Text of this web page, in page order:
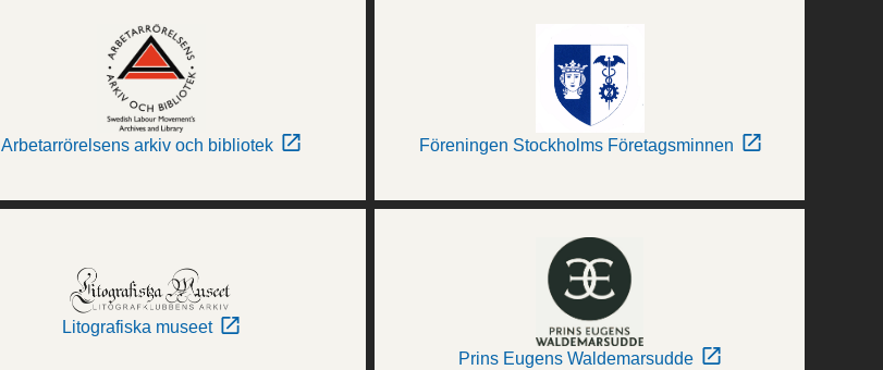
Arbetarrörelsens arkiv och bibliotek Föreningen Stockholms Företagsminnen
Litografiska museet
Prins Eugens Waldemarsudde